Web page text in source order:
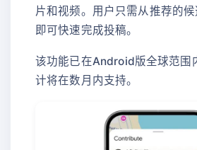
片和视频。用户只需从推荐的候
即可快速完成投稿。
该功能已在Android版全球范围
计将在数月内支持。